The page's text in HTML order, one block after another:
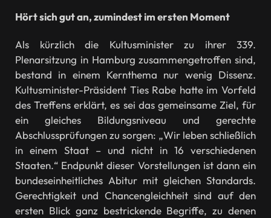
Hört sich gut an, zumindest im ersten Moment
Als kürzlich die Kultusminister zu ihrer 339.
Plenarsitzung in Hamburg zusammengetroffen sind,
bestand in einem Kernthema nur wenig Dissenz.
Kultusminister-Präsident Ties Rabe hatte im Vorfeld
des Treffens erklärt, es sei das gemeinsame Ziel, für
ein gleiches Bildungsniveau und gerechte
Abschlussprüfungen zu sorgen: „Wir leben schließlich
in einem Staat – und nicht in 16 verschiedenen
Staaten.“ Endpunkt dieser Vorstellungen ist dann ein
bundeseinheitliches Abitur mit gleichen Standards.
Gerechtigkeit und Chancengleichheit sind auf den
ersten Blick ganz bestrickende Begriffe, zu denen